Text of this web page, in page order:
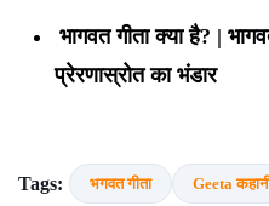
भागवत गीता क्या है? |
प्रेरणास्रोत का भंडार
Tags: भगवत गीता Geeta